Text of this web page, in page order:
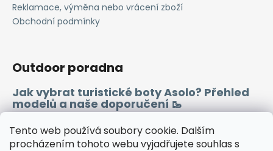
Tento web používá soubory cookie. Dalším
procházením tohoto webu vyjadřujete souhlas s
Reklamace, výměna nebo vrácení zboží
Obchodní podmínky
Outdoor poradna
Jak vybrat turistické boty Asolo? Přehled
modelů a naše doporučení 🥾